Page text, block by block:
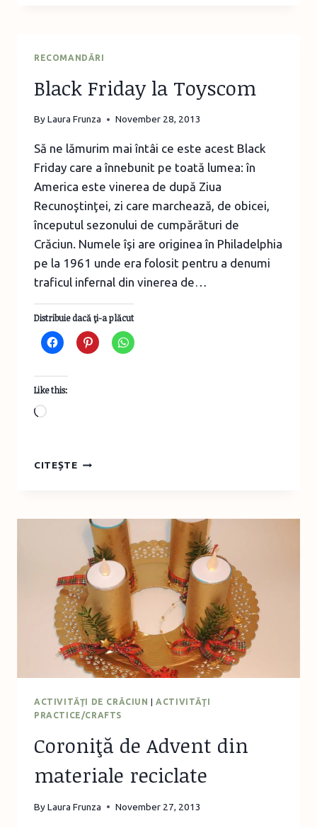
ASAMBLAT
CU
RECOMANDĂRI
Black Friday la Toyscom
ByLaura Frunza November 28, 2013
Să ne lămurim mai întâi ce este acest Black
Friday care a înnebunit pe toată lumea: în
America este vinerea de după Ziua
Recunoştinţei, zi care marchează, de obicei,
începutul sezonului de cumpărături de
Crăciun. Numele îşi are originea în Philadelphia
pe la 1961 unde era folosit pentru a denumi
traficul infernal din vinerea de…
Distribuie dacă ţi-a plăcut
Like this:
Loading…
CITEȘTEBLACK
ACTIVITĂŢI DE CRĂCIUN |ACTIVITĂŢI
PRACTICE/CRAFTS
Coroniţă de Advent din
materiale reciclate
ByLaura Frunza November 27, 2013